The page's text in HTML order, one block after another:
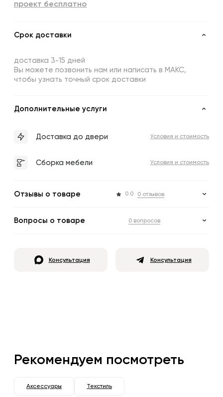
проект бесплатно
Срок доставки
доставка 3-15 дней
Вы можете позвонить нам или написать в МАКС,
чтобы узнать точный срок доставки
Дополнительные услуги
Доставка до двери Условия и стоимость
Сборка мебели Условия и стоимость
Отзывы о товаре 0.0 0 отзывов
Вопросы о товаре 0 вопросов
Консультация Консультация
Рекомендуем посмотреть
Аксессуары Текстиль